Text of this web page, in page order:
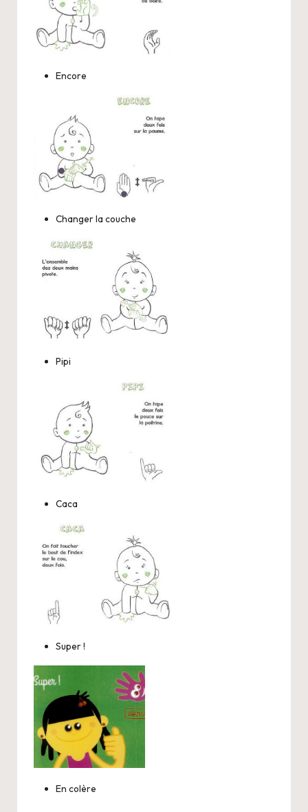
Encore
Changer la couche
Pipi
Caca
Super !
En colère